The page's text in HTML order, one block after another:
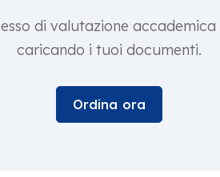
di valutazione accademica
caricando i tuoi documenti.
Ordina ora